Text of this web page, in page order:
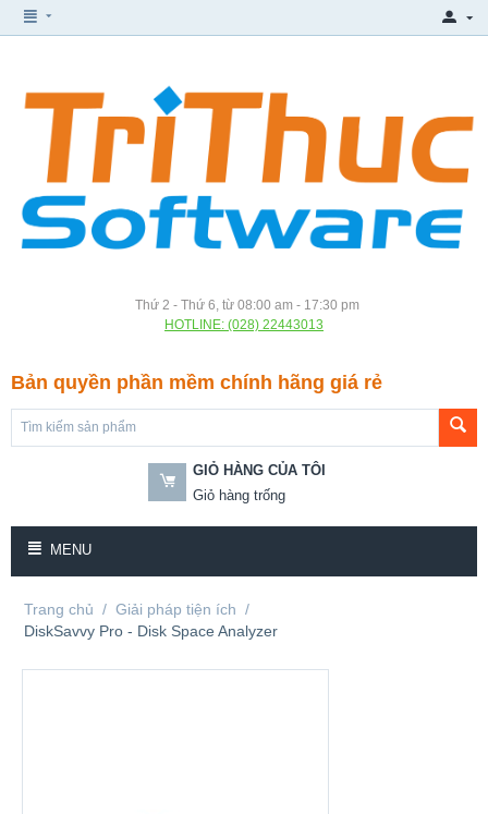
Thứ 2 - Thứ 6, từ 08:00 am - 17:30 pm
HOTLINE: (028) 22443013
Bản quyền phần mềm chính hãng giá rẻ
GIỎ HÀNG CỦA TÔI
Giỏ hàng trống
MENU
Trang chủ / Giải pháp tiện ích /
DiskSavvy Pro - Disk Space Analyzer